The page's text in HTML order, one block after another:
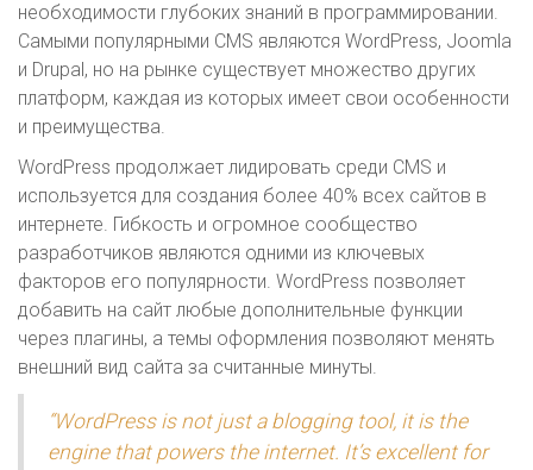
необходимости глубоких знаний в программировании.
Самыми популярными CMS являются WordPress, Joomla
и Drupal, но на рынке существует множество других
платформ, каждая из которых имеет свои особенности
и преимущества.
WordPress продолжает лидировать среди CMS и
используется для создания более 40% всех сайтов в
интернете. Гибкость и огромное сообщество
разработчиков являются одними из ключевых
факторов его популярности. WordPress позволяет
добавить на сайт любые дополнительные функции
через плагины, а темы оформления позволяют менять
внешний вид сайта за считанные минуты.
“WordPress is not just a blogging tool, it is the
engine that powers the internet. It’s excellent for